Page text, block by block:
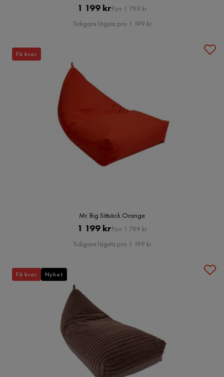
Pris
1 199 krOriginal
Pris
Förr 1 799 kr
Tidigare lägsta pris 1 199 kr
Mr. Big Sittsäck Orange
Pris
1 199 krOriginal
Pris
Förr 1 799 kr
Tidigare lägsta pris 1 199 kr
Få kvar
Få kvar Nyhet